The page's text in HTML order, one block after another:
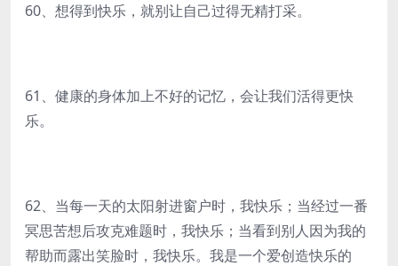
60、想得到快乐，就别让自己过得无精打采。
61、健康的身体加上不好的记忆，会让我们活得更快
乐。
62、当每一天的太阳射进窗户时，我快乐；当经过一番
冥思苦想后攻克难题时，我快乐；当看到别人因为我的
帮助而露出笑脸时，我快乐。我是一个爱创造快乐的